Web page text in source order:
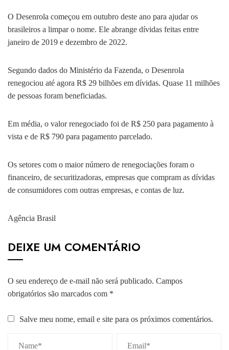
O Desenrola começou em outubro deste ano para ajudar os
brasileiros a limpar o nome. Ele abrange dívidas feitas entre
janeiro de 2019 e dezembro de 2022.
Segundo dados do Ministério da Fazenda, o Desenrola
renegociou até agora R$ 29 bilhões em dívidas. Quase 11 milhões
de pessoas foram beneficiadas.
Em média, o valor renegociado foi de R$ 250 para pagamento à
vista e de R$ 790 para pagamento parcelado.
Os setores com o maior número de renegociações foram o
financeiro, de securitizadoras, empresas que compram as dívidas
de consumidores com outras empresas, e contas de luz.
Agência Brasil
DEIXE UM COMENTÁRIO
O seu endereço de e-mail não será publicado. Campos
obrigatórios são marcados com *
Salve meu nome, email e site para os próximos comentários.